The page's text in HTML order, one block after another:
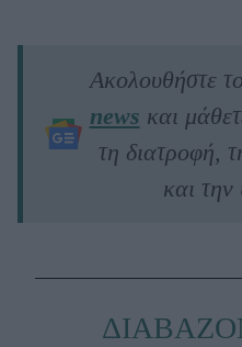
Ακολουθήστε το
news και
τη διατροφή,
και την